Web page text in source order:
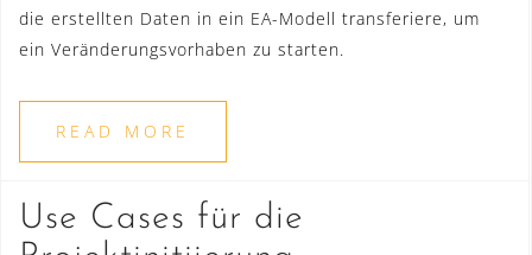
die erstellten Daten in ein EA-Modell transferiere, um
ein Veränderungsvorhaben zu starten.
READ MORE
Use Cases für die